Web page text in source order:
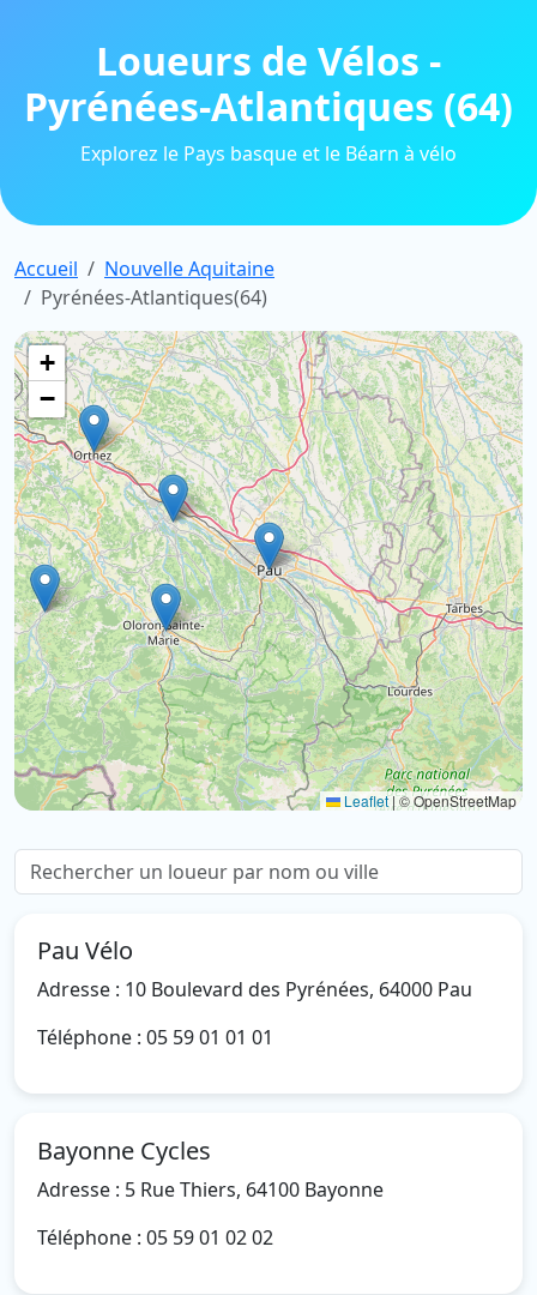
Loueurs de Vélos -
Pyrénées-Atlantiques (64)
Explorez le Pays basque et le Béarn à vélo
Accueil
Nouvelle Aquitaine
Pyrénées-Atlantiques(64)
+
−
Leaflet|© OpenStreetMap
Pau Vélo
Adresse : 10 Boulevard des Pyrénées, 64000 Pau
Téléphone : 05 59 01 01 01
Bayonne Cycles
Adresse : 5 Rue Thiers, 64100 Bayonne
Téléphone : 05 59 01 02 02